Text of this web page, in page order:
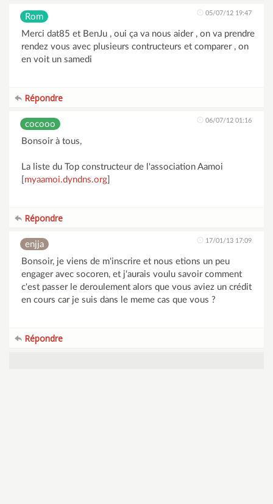
Rom 05/07/12 19:47
Merci dat85 et BenJu , oui ça va nous aider , on va prendre
rendez vous avec plusieurs contructeurs et comparer , on
en voit un samedi
Répondre
cocooo 06/07/12 01:16
Bonsoir à tous,
La liste du Top constructeur de l'association Aamoi
myaamoi.dyndns.org
Répondre
enjja 17/01/13 17:09
Bonsoir, je viens de m'inscrire et nous etions un peu
engager avec socoren, et j'aurais voulu savoir comment
c'est passer le deroulement alors que vous aviez un crédit
en cours car je suis dans le meme cas que vous ?
Répondre